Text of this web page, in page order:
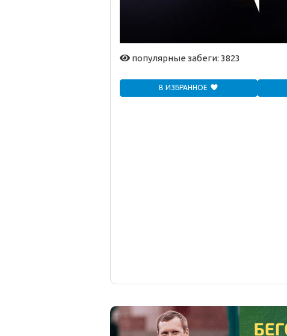
популярные забеги: 3823
В ИЗБРАННОЕ